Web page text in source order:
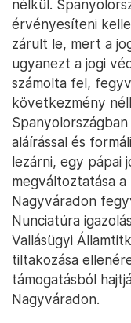
nélkül.
érvényesíteni
zárult le, mert a
ugyanezt a jogi
számolta fel,
következmény
aláírással és
lezárni, egy pápai
megváltoztatása
Nagyváradon
Nunciatúra
Vallásügyi
tiltakozása
támogatásból
Nagyváradon.